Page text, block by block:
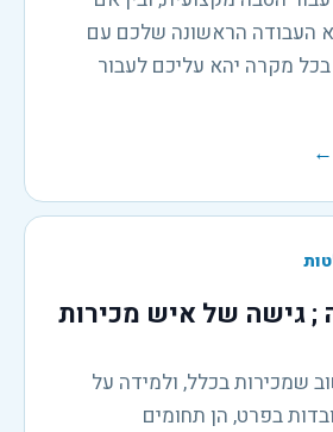
העבודה הראשונה שלכם עם
מקרה יהא עליכם לעבור
←
; גישה של איש מכירות
שמכירות בכלל, ולמידה על
בפרט, הן תחומים